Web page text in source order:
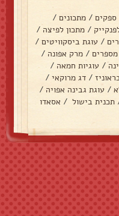
ספקים / מתכונים /
/ מתכון לפיצה /
/ עוגת ביסקוויטים /
/ מרק אפונה /
/ עוגיות חמאה /
/ דג מרוקאי /
/ עוגת גבינה אפויה /
תכנית בישול / אסאדו